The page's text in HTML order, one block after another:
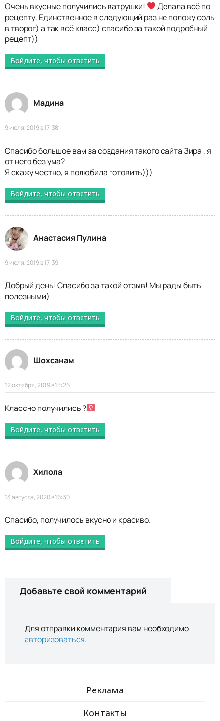
Очень вкусные получились ватрушки!
Делала всё по
рецепту. Единственное в следующий раз не положу соль
в творог) а так всё класс) спасибо за такой подробный
рецепт))
Войдите, чтобы ответить
Мадина
9 июля, 2019 в 17:38
Спасибо большое вам за создания такого сайта Зира , я
от него без ума?
Я скажу честно, я полюбила готовить)))
Войдите, чтобы ответить
Анастасия Пулина
9 июля, 2019 в 17:39
Добрый день! Спасибо за такой отзыв! Мы рады быть
полезными)
Войдите, чтобы ответить
Шохсанам
12 октября, 2019 в 15:26
Классно получились ?‍
Войдите, чтобы ответить
Хилола
13 августа, 2020 в 16:30
Спасибо, получилось вкусно и красиво.
Войдите, чтобы ответить
Добавьте свой комментарий
Для отправки комментария вам необходимо
авторизоваться.
Реклама
Контакты